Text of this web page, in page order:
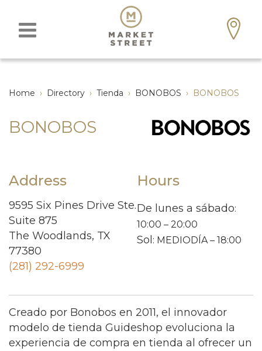
Home › Directory › Tienda › BONOBOS › BONOBOS
BONOBOS
Address
9595 Six Pines Drive Ste.
Suite 875
The Woodlands, TX
77380
(281) 292-6999
Hours
De lunes a sábado:
10:00 – 20:00
Sol : MEDIODÍA – 18:00
Creado por Bonobos en 2011, el innovador
modelo de tienda Guideshop evoluciona la
experiencia de compra en tienda al ofrecer un